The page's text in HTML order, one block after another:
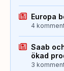
Europa
4
Saab
ökad
3